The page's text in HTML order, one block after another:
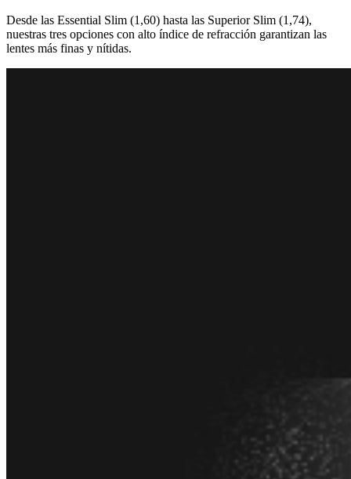
Desde las Essential Slim (1,60) hasta las Superior Slim (1,74),
nuestras tres opciones con alto índice de refracción garantizan las
lentes más finas y nítidas.